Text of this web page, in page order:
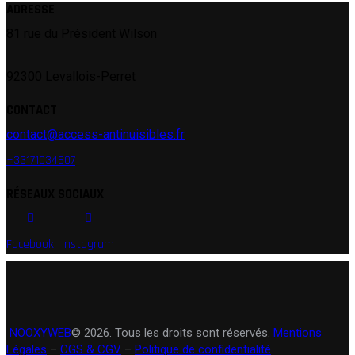
contact@access-antinuisibles.fr
+33171034607
Facebook Instagram
NOOXYWEB© 2026. Tous les droits sont réservés. Mentions
Légales – CGS & CGV – Politique de confidentialité